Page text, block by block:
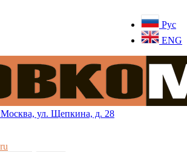
Рус
ENG
ул. Щепкина, д. 28